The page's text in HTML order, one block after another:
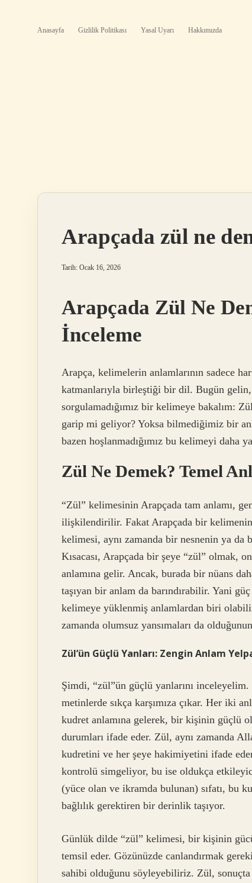
Anasayfa Gizlilik Politikası Yasal Uyarı Hakkımızda
Arapçada zül ne
Tarih: Ocak 16, 2026
Arapçada Zül Ne
İnceleme
Arapça, kelimelerin anlamlarının sadece
katmanlarıyla birleştiği bir dil. Bugün gelin,
sorgulamadığımız bir kelimeye bakalım:
garip mi geliyor? Yoksa bilmediğimiz bir
bazen hoşlanmadığımız bu kelimeyi daha
Zül Ne Demek? Temel
“Zül” kelimesinin Arapçada tam anlamı,
ilişkilendirilir. Fakat Arapçada bir kelimenin
kelimesi, aynı zamanda bir nesnenin ya da
Kısacası, Arapçada bir şeye “zül” olmak,
anlamına gelir. Ancak, burada bir nüans
taşıyan bir anlam da barındırabilir. Yani
kelimeye yüklenmiş anlamlardan biri
zamanda olumsuz yansımaları da
Zül’ün Güçlü Yanları: Zengin Anlam
Şimdi, “zül”ün güçlü yanlarını
metinlerde sıkça karşımıza çıkar. Her iki
kudret anlamına gelerek, bir kişinin güçlü
durumları ifade eder. Zül, aynı zamanda
kudretini ve her şeye hakimiyetini ifade
kontrolü simgeliyor, bu ise oldukça
(yüce olan ve ikramda bulunan) sıfatı, bu
bağlılık gerektiren bir derinlik taşıyor.
Günlük dilde “zül” kelimesi, bir kişinin
temsil eder. Gözünüzde canlandırmak
sahibi olduğunu söyleyebiliriz. Zül,